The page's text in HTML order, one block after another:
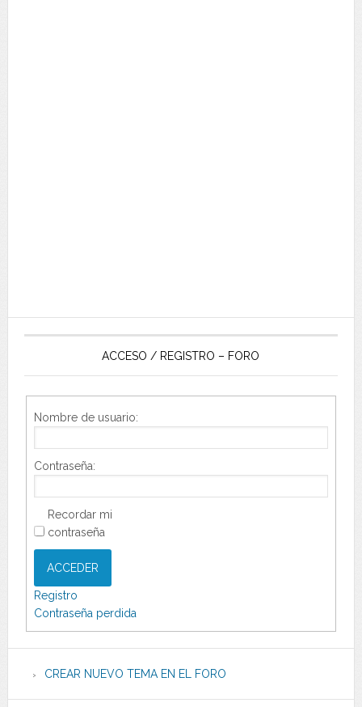
ACCESO / REGISTRO – FORO
Nombre de usuario:
Contraseña:
Recordar mi
contraseña
ACCEDER
Registro
Contraseña perdida
CREAR NUEVO TEMA EN EL FORO